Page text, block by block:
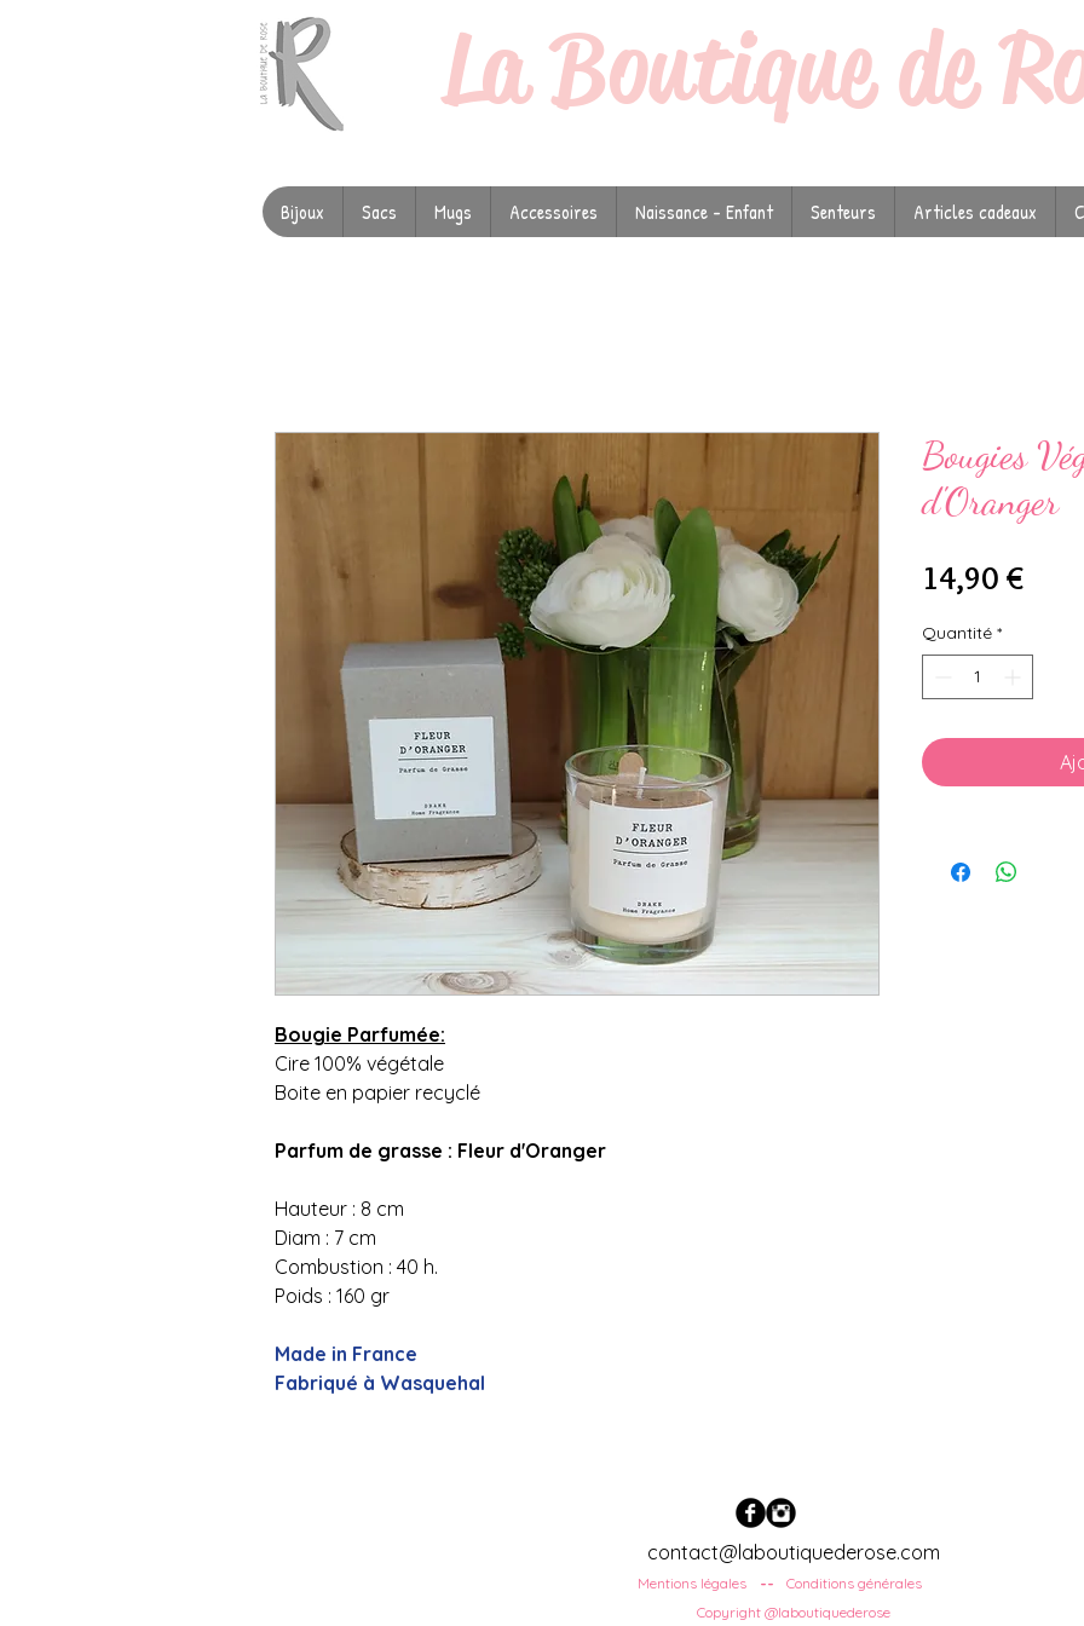
LaBoutique de
Bijoux Sacs Mugs Accessoires Naissance - Enfant Senteurs Articles cadeaux
Bougie Parfumée:
Cire 100% végétale
Boite en papier recyclé
Parfum de grasse : Fleur d'Oranger
Hauteur : 8 cm
Diam : 7 cm
Combustion : 40 h.
Poids : 160 gr
Made in France
Fabriqué à Wasquehal
Bougies
d'Oranger
14,90 €Prix
Quantité *
contact@laboutiquederose.com
Mentions légales Conditions générales
--
Copyright @laboutiquederose